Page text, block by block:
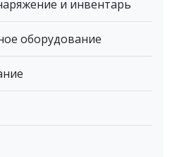
и инвентарь
оборудование